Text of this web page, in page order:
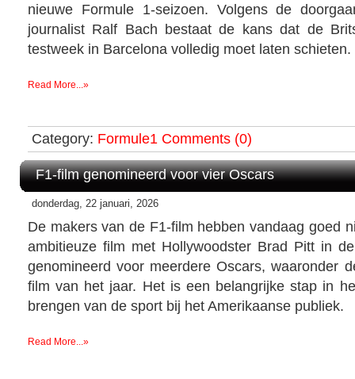
nieuwe Formule 1-seizoen. Volgens de
journalist Ralf Bach bestaat de kans dat de
testweek in Barcelona volledig moet laten schieten.
Read More...»
Category: Formule1 Comments (0)
F1-film genomineerd voor vier Oscars
donderdag, 22 januari, 2026
De makers van de F1-film hebben vandaag goed
ambitieuze film met Hollywoodster Brad Pitt in
genomineerd voor meerdere Oscars, waaronder
film van het jaar. Het is een belangrijke stap in
brengen van de sport bij het Amerikaanse publiek.
Read More...»